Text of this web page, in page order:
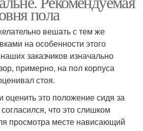
пола
вешать с тем же
на особенности этого
заказчиков изначально
примерно, на пол корпуса
стоя.
это положение сидя за
что это слишком
просмотра месте нависающий